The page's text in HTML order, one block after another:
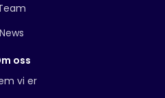
News
oss
vi er